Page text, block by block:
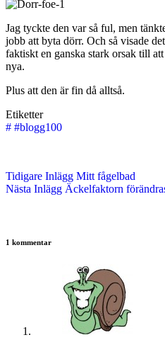
Jag tyckte den var så ful, men
jobb att byta dörr. Och så visade
faktiskt en ganska stark orsak till
nya.
Plus att den är fin då alltså.
Etiketter
# #blogg100
Tidigare Inlägg Mitt fågelbad
Nästa Inlägg Äckelfaktorn
1 kommentar